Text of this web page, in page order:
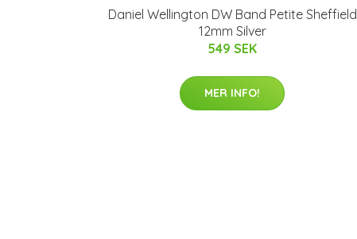
Daniel Wellington DW Band Petite Sheffield
12mm Silver
549 SEK
MER INFO!